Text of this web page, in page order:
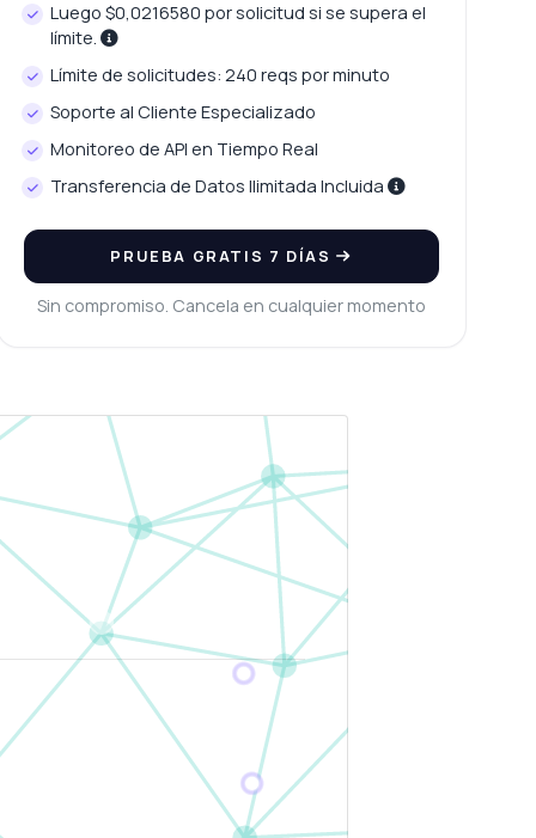
Luego $0,0216580 por solicitud si se supera el
límite.
Límite de solicitudes: 240 reqs por minuto
Soporte al Cliente Especializado
Monitoreo de API en Tiempo Real
Transferencia de Datos Ilimitada Incluida
PRUEBA GRATIS 7 DÍAS
Sin compromiso. Cancela en cualquier momento